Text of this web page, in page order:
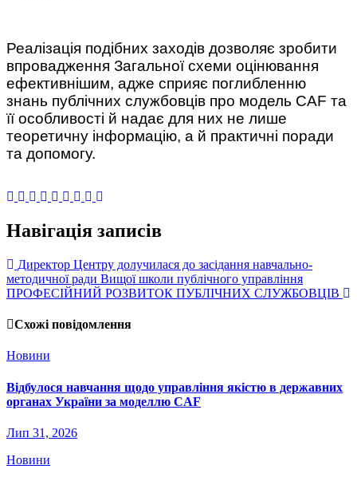
Реалізація подібних заходів дозволяє зробити
впровадження Загальної схеми оцінювання
ефективнішим, адже сприяє поглибленню
знань публічних службовців про модель CAF та
її особливості й надає для них не лише
теоретичну інформацію, а й практичні поради
та допомогу.
Навігація записів
Директор Центру долучилася до засідання навчально-
методичної ради Вищої школи публічного управління
ПРОФЕСІЙНИЙ РОЗВИТОК ПУБЛІЧНИХ СЛУЖБОВЦІВ
Схожі повідомлення
Новини
Відбулося навчання щодо управління якістю в державних
органах України за моделлю CAF
Лип 31, 2026
Новини